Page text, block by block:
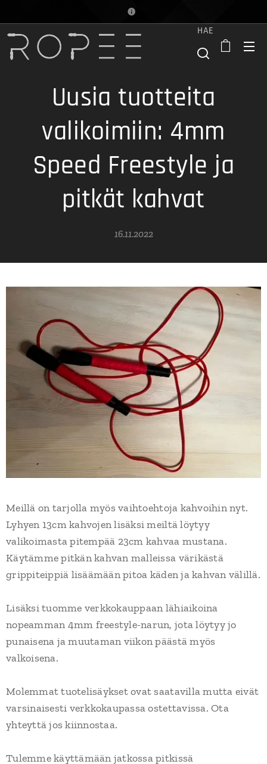
HAE
Uusia tuotteita
valikoimiin: 4mm
Speed Freestyle ja
pitkät kahvat
16.11.2022
Meillä on tarjolla myös vaihtoehtoja kahvoihin nyt.
Lyhyen 13cm kahvojen lisäksi meiltä löytyy
valikoimasta pitempää 23cm kahvaa mustana.
Käytämme pitkän kahvan malleissa värikästä
grippiteippiä lisäämään pitoa käden ja kahvan välillä.
Lisäksi tuomme verkkokauppaan lähiaikoina
nopeamman 4mm freestyle-narun, jota löytyy jo
punaisena ja muutaman viikon päästä myös
valkoisena.
Molemmat tuotelisäykset ovat saatavilla mutta eivät
varsinaisesti verkkokaupassa ostettavissa. Ota
yhteyttä jos kiinnostaa.
Tulemme käyttämään jatkossa pitkissä